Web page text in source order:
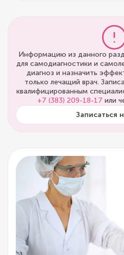
Информацию из данного
для самодиагностики и
диагноз и назначить
только лечащий врач.
квалифицированным
+7 (383) 209-18-17 или
Записаться